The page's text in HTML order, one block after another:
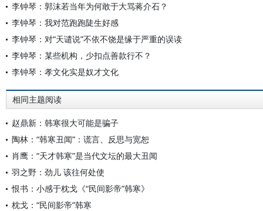
李钟琴：郭沫若当年为何敢于大骂蒋介石？
李钟琴：我对范跑跑陡生好感
李钟琴：对“天谴说”不依不饶是缘于严重的误读
李钟琴：某些机构，少扣点善款行不？
李钟琴：孝文化实是奴才文化
相同主题阅读
赵鼎新：韩寒很大可能是骗子
陶林：“韩寒丑闻”：谎言、反思与宽恕
肖鹰：“天才韩寒”是当代文坛的最大丑闻
羽之野：劲儿 该往何处使
恨书：小感于枕戈《“民间影帝”韩寒》
枕戈：“民间影帝”韩寒